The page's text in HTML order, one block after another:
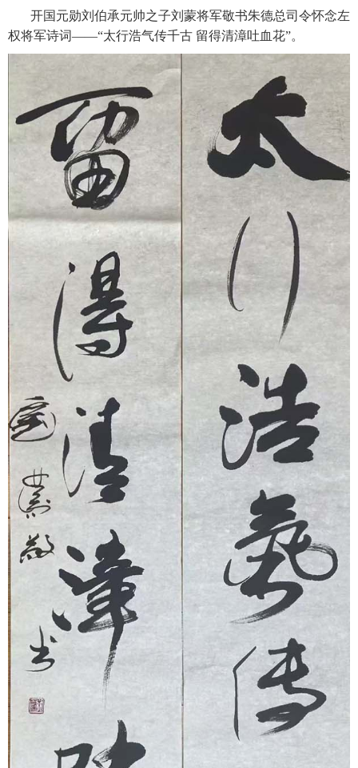
开国元勋刘伯承元帅之子刘蒙将军敬书朱德总司令怀念左
权将军诗词——“太行浩气传千古 留得清漳吐血花”。